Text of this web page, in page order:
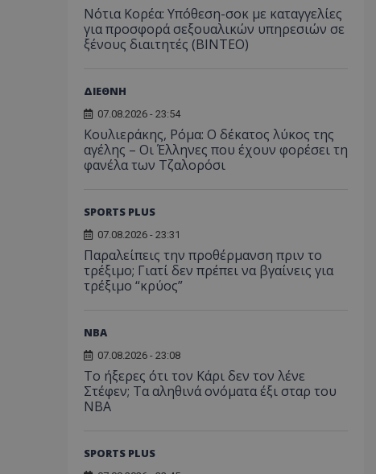
Νότια Κορέα: Υπόθεση-σοκ με καταγγελίες
για προσφορά σεξουαλικών υπηρεσιών σε
ξένους διαιτητές (BINTEO)
ΔΙΕΘΝΗ
07.08.2026 - 23:54
Κουλιεράκης, Ρόμα: Ο δέκατος λύκος της
αγέλης – Οι Έλληνες που έχουν φορέσει τη
φανέλα των Τζαλορόσι
SPORTS PLUS
07.08.2026 - 23:31
Παραλείπεις την προθέρμανση πριν το
τρέξιμο; Γιατί δεν πρέπει να βγαίνεις για
τρέξιμο “κρύος”
NBA
07.08.2026 - 23:08
Το ήξερες ότι τον Κάρι δεν τον λένε
Στέφεν; Τα αληθινά ονόματα έξι σταρ του
NBA
SPORTS PLUS